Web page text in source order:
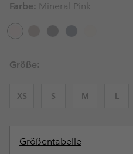
Farbe: Mineral Pink
Größe:
XS S M L
Größentabelle